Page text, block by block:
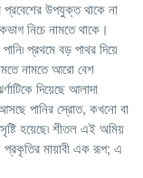
উপযুক্ত থাকে না
নিচে নামতে থাকে।
প্রথমে বড় পাথর দিয়ে
নামতে আরো বেশ
দিয়েছে আলাদা
আসছে পানির স্রোত, কখনো বা
সৃষ্টি হয়েছে৷ শীতল এই অমিয়
প্রকৃতির মায়াবী এক রূপ; এ